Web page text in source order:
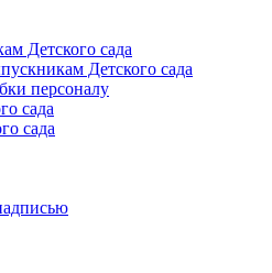
Детского сада
Детского сада
персоналу
сада
сада